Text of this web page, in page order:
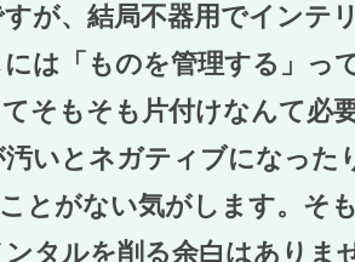
が、結局不器用でインテ
は「ものを管理する」っ
そもそも片付けなんて必
いとネガティブになった
とがない気がします。そ
タルを削る余白はありま